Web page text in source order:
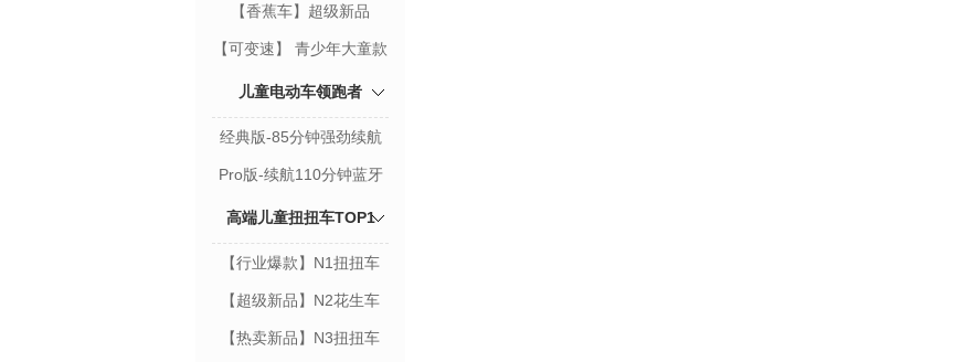
【香蕉车】超级新品
【可变速】 青少年大童款
儿童电动车领跑者
经典版-85分钟强劲续航
Pro版-续航110分钟蓝牙
高端儿童扭扭车TOP1
【行业爆款】N1扭扭车
【超级新品】N2花生车
【热卖新品】N3扭扭车